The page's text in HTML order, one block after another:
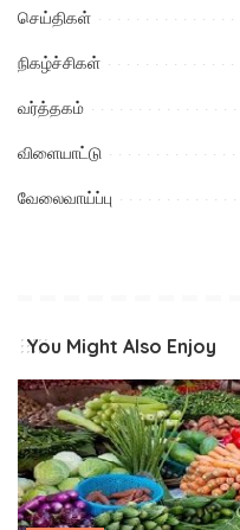
செய்திகள்
நிகழ்ச்சிகள்
வர்த்தகம்
விளையாட்டு
வேலைவாய்ப்பு
You Might Also Enjoy